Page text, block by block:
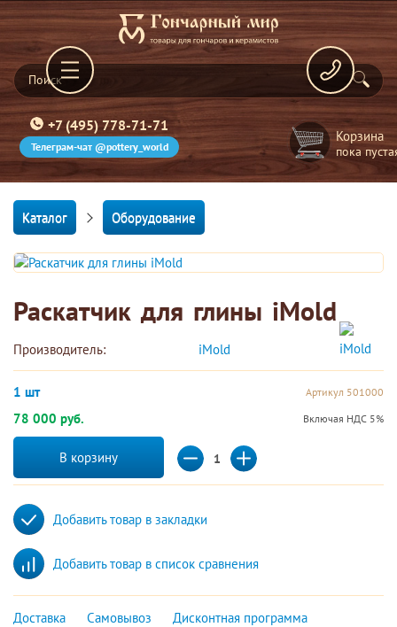
+7 (495) 778-71-71
Телеграм-чат @pottery_world
Корзина
пока
Каталог Оборудование
Раскатчик для глины iMold
Производитель: iMold
1 шт Артикул 501000
78 000 руб. Включая НДС 5%
В корзину
Добавить товар в закладки
Добавить товар в список сравнения
Доставка Самовывоз Дисконтная программа